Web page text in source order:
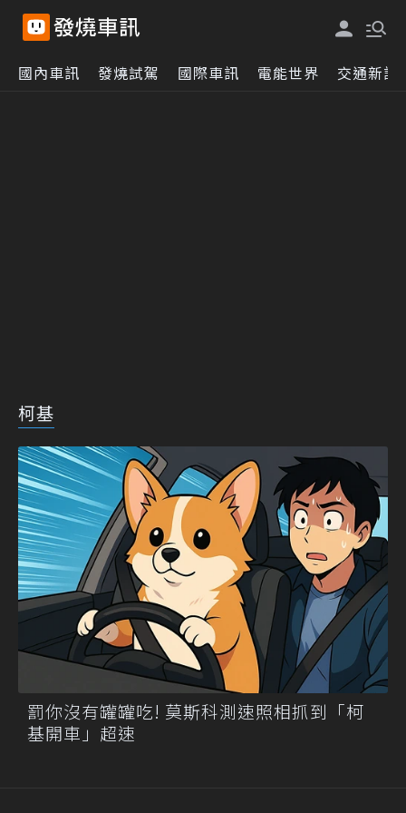
國內車訊 發燒試駕 國際車訊 電能世界 交通新訊
柯基
罰你沒有罐罐吃! 莫斯科測速照相抓到「柯
基開車」超速